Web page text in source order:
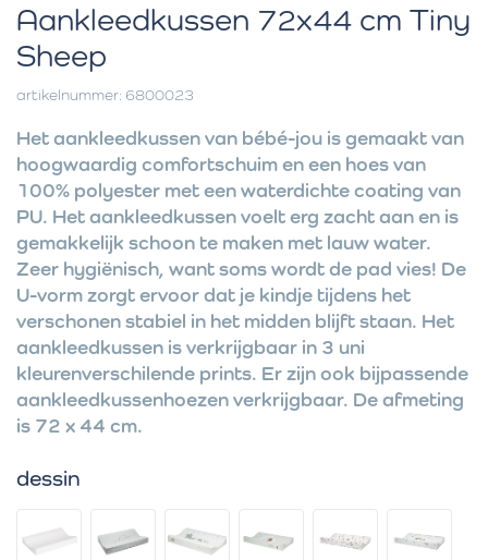
Aankleedkussen 72x44 cm Tiny
Sheep
artikelnummer: 6800023
Het aankleedkussen van bébé-jou is gemaakt van
hoogwaardig comfortschuim en een hoes van
100% polyester met een waterdichte coating van
PU. Het aankleedkussen voelt erg zacht aan en is
gemakkelijk schoon te maken met lauw water.
Zeer hygiënisch, want soms wordt de pad vies! De
U-vorm zorgt ervoor dat je kindje tijdens het
verschonen stabiel in het midden blijft staan. Het
aankleedkussen is verkrijgbaar in 3 uni
kleurenverschilende prints. Er zijn ook bijpassende
aankleedkussenhoezen verkrijgbaar. De afmeting
is 72 x 44 cm.
dessin